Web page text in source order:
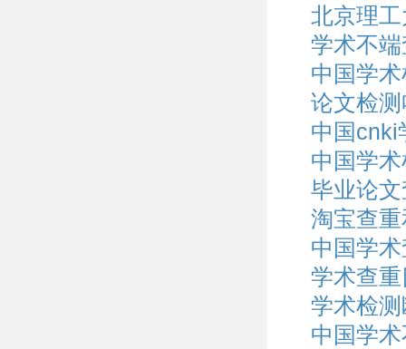
北京理
学术不
中国学
论文检
中国cnki
中国学
毕业论
淘宝查
中国学
学术查
学术检
中国学